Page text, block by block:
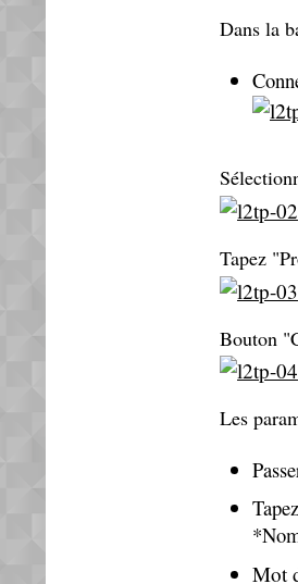
Dans la
Tapez
Bouton
Les
Mot